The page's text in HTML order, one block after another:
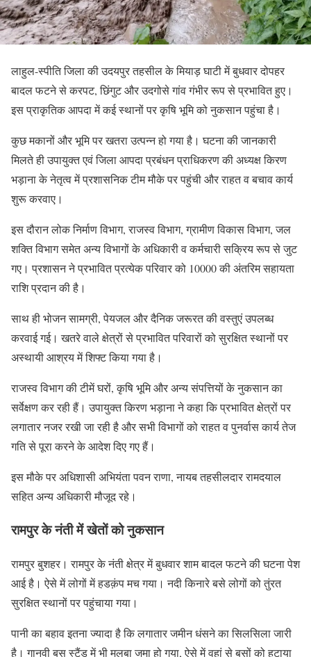
लाहुल-स्पीति जिला की उदयपुर तहसील के मियाड़ घाटी में बुधवार दोपहर
बादल फटने से करपट, छिंगुट और उदगोसे गांव गंभीर रूप से प्रभावित हुए।
इस प्राकृतिक आपदा में कई स्थानों पर कृषि भूमि को नुकसान पहुंचा है।
कुछ मकानों और भूमि पर खतरा उत्पन्न हो गया है। घटना की जानकारी
मिलते ही उपायुक्त एवं जिला आपदा प्रबंधन प्राधिकरण की अध्यक्ष किरण
भड़ाना के नेतृत्व में प्रशासनिक टीम मौके पर पहुंची और राहत व बचाव कार्य
शुरू करवाए।
इस दौरान लोक निर्माण विभाग, राजस्व विभाग, ग्रामीण विकास विभाग, जल
शक्ति विभाग समेत अन्य विभागों के अधिकारी व कर्मचारी सक्रिय रूप से जुट
गए। प्रशासन ने प्रभावित प्रत्येक परिवार को 10000 की अंतरिम सहायता
राशि प्रदान की है।
साथ ही भोजन सामग्री, पेयजल और दैनिक जरूरत की वस्तुएं उपलब्ध
करवाई गई। खतरे वाले क्षेत्रों से प्रभावित परिवारों को सुरक्षित स्थानों पर
अस्थायी आश्रय में शिफ्ट किया गया है।
राजस्व विभाग की टीमें घरों, कृषि भूमि और अन्य संपत्तियों के नुकसान का
सर्वेक्षण कर रही हैं। उपायुक्त किरण भड़ाना ने कहा कि प्रभावित क्षेत्रों पर
लगातार नजर रखी जा रही है और सभी विभागों को राहत व पुनर्वास कार्य तेज
गति से पूरा करने के आदेश दिए गए हैं।
इस मौके पर अधिशासी अभियंता पवन राणा, नायब तहसीलदार रामदयाल
सहित अन्य अधिकारी मौजूद रहे।
रामपुर के नंती में खेतों को नुकसान
रामपुर बुशहर। रामपुर के नंती क्षेत्र में बुधवार शाम बादल फटने की घटना पेश
आई है। ऐसे में लोगों में हडक़ंप मच गया। नदी किनारे बसे लोगों को तुंरत
सुरक्षित स्थानों पर पहुंचाया गया।
पानी का बहाव इतना ज्यादा है कि लगातार जमीन धंसने का सिलसिला जारी
है। गानवी बस स्टैंड में भी मलबा जमा हो गया, ऐसे में वहां से बसों को हटाया